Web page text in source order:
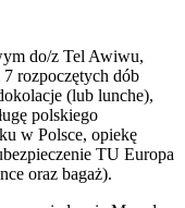
do/z Tel Awiwu,
rozpoczętych dób
(lub lunche),
polskiego
w Polsce, opiekę
TU Europa
oraz bagaż).